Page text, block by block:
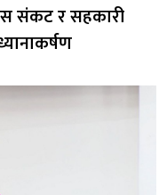
संकट र सहकारी